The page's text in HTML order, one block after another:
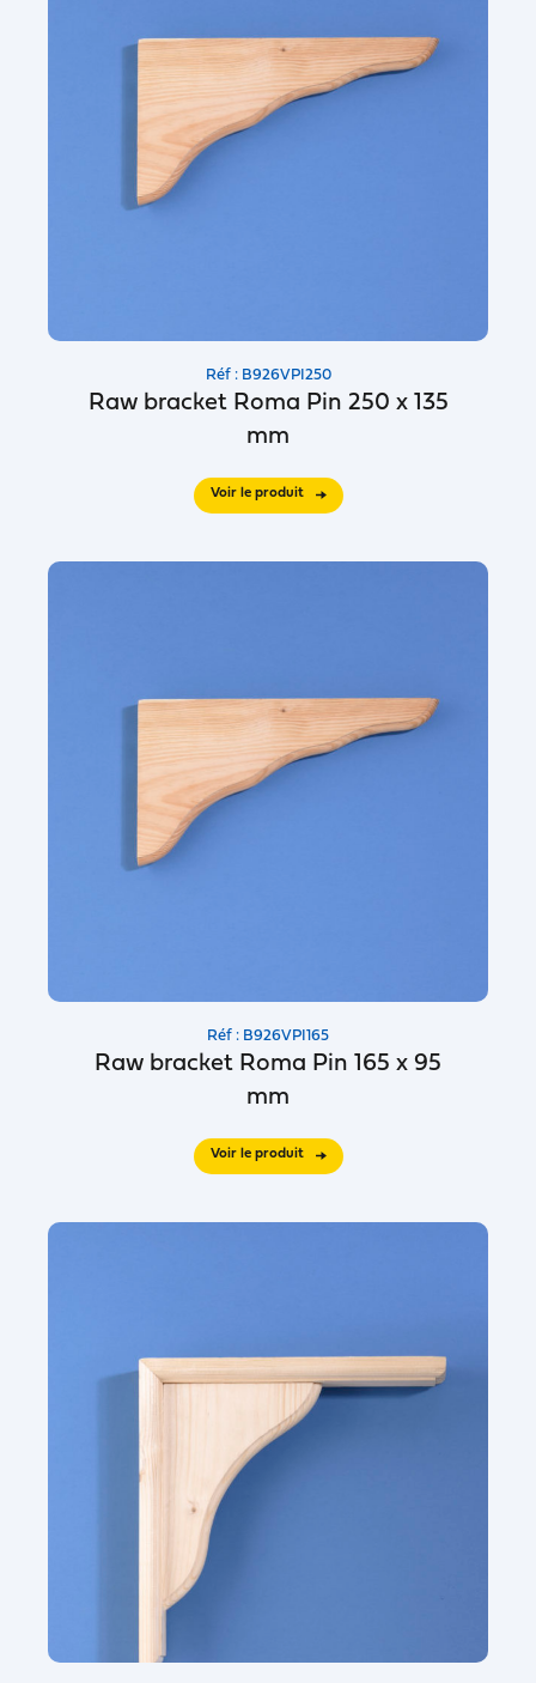
Réf : B926VPI250
Raw bracket Roma Pin 250 x 135
mm
Voir le produit
Réf : B926VPI165
Raw bracket Roma Pin 165 x 95
mm
Voir le produit